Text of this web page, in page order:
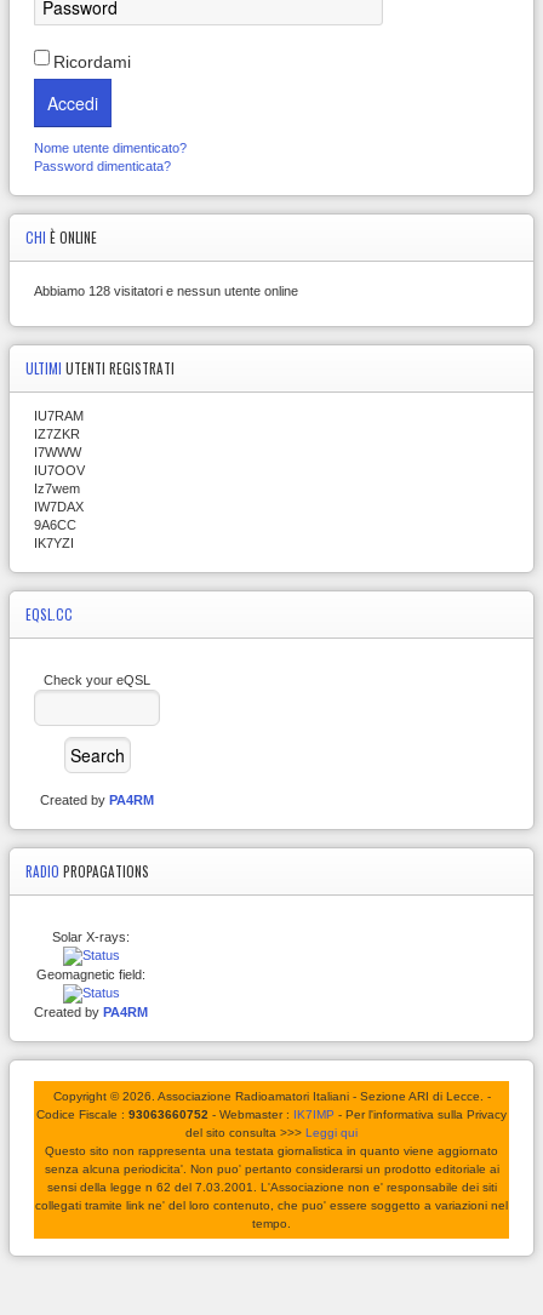
Ricordami
Accedi
Nome utente dimenticato?
Password dimenticata?
CHI È ONLINE
Abbiamo 128 visitatori e nessun utente online
ULTIMI UTENTI REGISTRATI
IU7RAM
IZ7ZKR
I7WWW
IU7OOV
Iz7wem
IW7DAX
9A6CC
IK7YZI
EQSL.CC
Check your eQSL
Created by PA4RM
RADIO PROPAGATIONS
Solar X-rays:
Geomagnetic field:
Created by PA4RM
Copyright © 2026. Associazione Radioamatori Italiani - Sezione ARI di Lecce. -
Codice Fiscale : 93063660752 - Webmaster : IK7IMP - Per l'informativa sulla Privacy
del sito consulta >>> Leggi qui
Questo sito non rappresenta una testata giornalistica in quanto viene aggiornato
senza alcuna periodicita'. Non puo' pertanto considerarsi un prodotto editoriale ai
sensi della legge n 62 del 7.03.2001. L'Associazione non e' responsabile dei siti
collegati tramite link ne' del loro contenuto, che puo' essere soggetto a variazioni nel
tempo.